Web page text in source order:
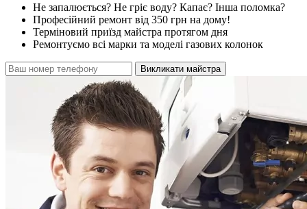
Не запалюється? Не гріє воду? Капає? Інша поломка?
Професійний ремонт від 350 грн на дому!
Терміновий приїзд майстра протягом дня
Ремонтуємо всі марки та моделі газових колонок
Викликати майстра